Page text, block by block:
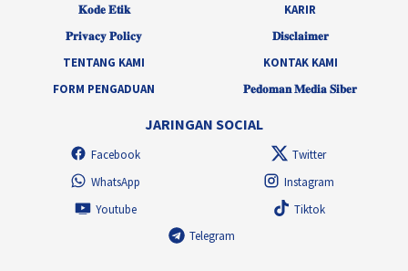
𝐊𝐨𝐝𝐞 𝐄𝐭𝐢𝐤
KARIR
𝐏𝐫𝐢𝐯𝐚𝐜𝐲 𝐏𝐨𝐥𝐢𝐜𝐲
𝐃𝐢𝐬𝐜𝐥𝐚𝐢𝐦𝐞𝐫
TENTANG KAMI
KONTAK KAMI
FORM PENGADUAN
𝐏𝐞𝐝𝐨𝐦𝐚𝐧 𝐌𝐞𝐝𝐢𝐚 𝐒𝐢𝐛𝐞𝐫
JARINGAN SOCIAL
Facebook
Twitter
WhatsApp
Instagram
Youtube
Tiktok
Telegram